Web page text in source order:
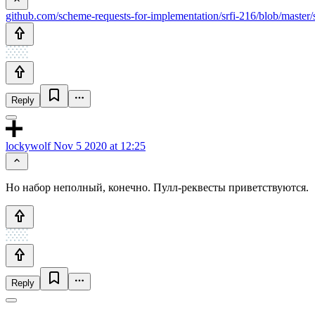
github.com/scheme-requests-for-implementation/srfi-216/blob/
Reply
lockywolfNov 5 2020 at 12:25
Но набор неполный, конечно. Пулл-реквесты приветствуются.
Reply